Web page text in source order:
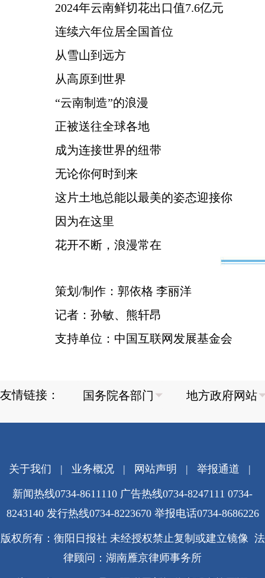
2024年云南鲜切花出口值7.6亿元
连续六年位居全国首位
从雪山到远方
从高原到世界
“云南制造”的浪漫
正被送往全球各地
成为连接世界的纽带
无论你何时到来
这片土地总能以最美的姿态迎接你
因为在这里
花开不断，浪漫常在
策划/制作：郭依格 李丽洋
记者：孙敏、熊轩昂
支持单位：中国互联网发展基金会
友情链接：
关于我们 | 业务概况| 网站声明 | 举报通道 |
新闻热线0734-8611110 广告热线0734-8247111 0734-
8243140 发行热线0734-8223670 举报电话0734-8686226
版权所有：衡阳日报社 未经授权禁止复制或建立镜像 法
律顾问：湖南雁京律师事务所